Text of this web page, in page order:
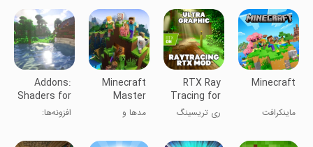
مک‌پی‌ای
ماینکرفت PE
Minecraft
ماینکرافت
RTX Ray
Tracing for
Minecraft
ری تریسینگ
ماینکرفت
Minecraft
Master
Mods &
Maps
مدها و
ماینکرفت
Addons:
Shaders for
Minecraft
افزونه‌ها:
ماینکرافت